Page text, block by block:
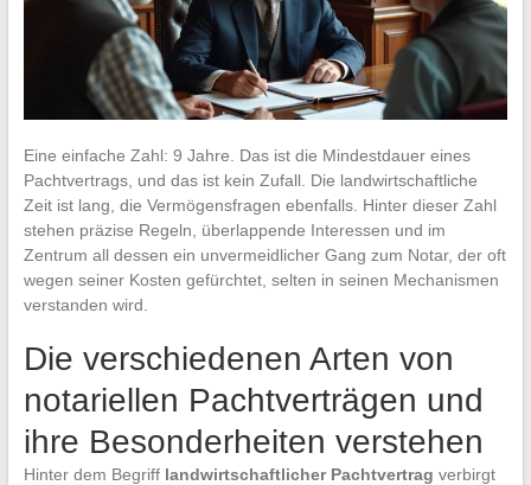
Eine einfache Zahl: 9 Jahre. Das ist die Mindestdauer eines
Pachtvertrags, und das ist kein Zufall. Die landwirtschaftliche
Zeit ist lang, die Vermögensfragen ebenfalls. Hinter dieser Zahl
stehen präzise Regeln, überlappende Interessen und im
Zentrum all dessen ein unvermeidlicher Gang zum Notar, der oft
wegen seiner Kosten gefürchtet, selten in seinen Mechanismen
verstanden wird.
Die verschiedenen Arten von
notariellen Pachtverträgen und
ihre Besonderheiten verstehen
Hinter dem Begriff landwirtschaftlicher Pachtvertrag verbirgt